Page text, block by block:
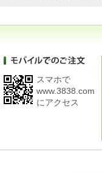
スマホで
www.3838.com
にアクセス